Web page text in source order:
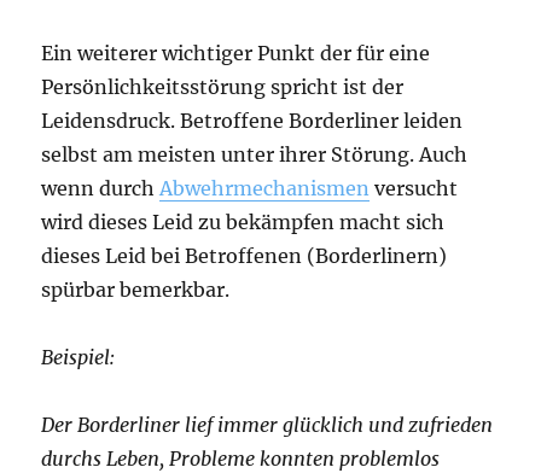
Ein weiterer wichtiger Punkt der für eine
Persönlichkeitsstörung spricht ist der
Leidensdruck. Betroffene Borderliner leiden
selbst am meisten unter ihrer Störung. Auch
wenn durchAbwehrmechanismen versucht
wird dieses Leid zu bekämpfen macht sich
dieses Leid bei Betroffenen (Borderlinern)
spürbar bemerkbar.
Beispiel:
Der Borderliner lief immer glücklich und zufrieden
durchs Leben, Probleme konnten problemlos